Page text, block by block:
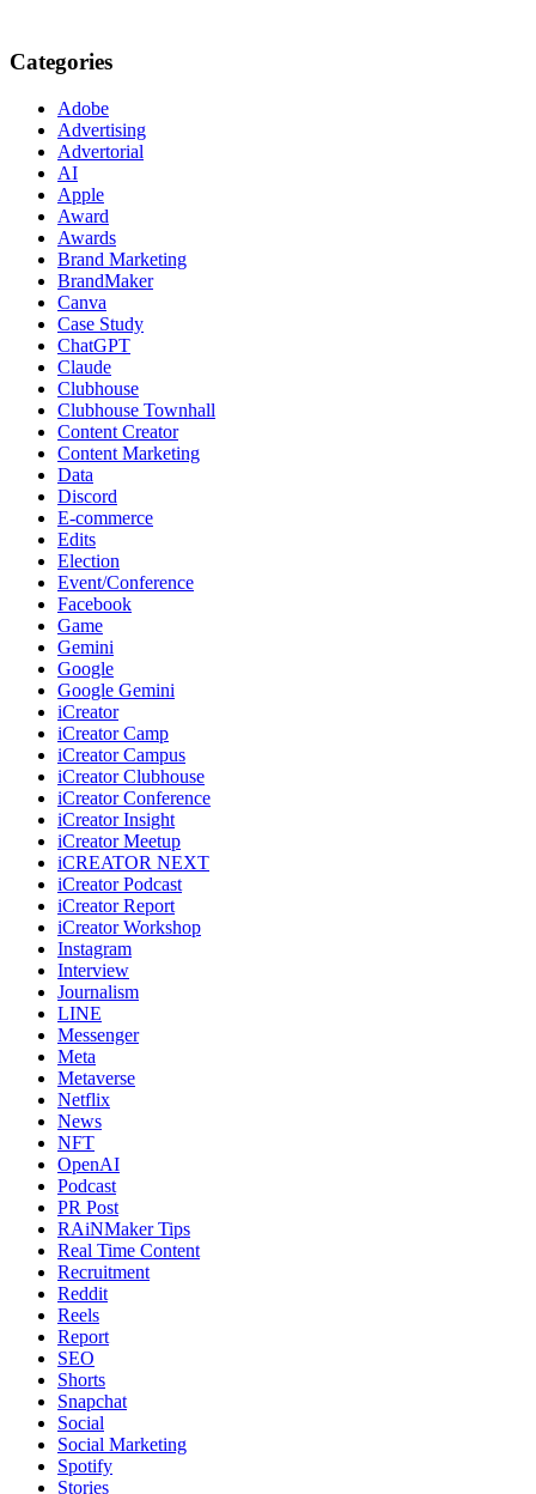
Categories
Adobe
Advertising
Advertorial
AI
Apple
Award
Awards
Brand Marketing
BrandMaker
Canva
Case Study
ChatGPT
Claude
Clubhouse
Clubhouse Townhall
Content Creator
Content Marketing
Data
Discord
E-commerce
Edits
Election
Event/Conference
Facebook
Game
Gemini
Google
Google Gemini
iCreator
iCreator Camp
iCreator Campus
iCreator Clubhouse
iCreator Conference
iCreator Insight
iCreator Meetup
iCREATOR NEXT
iCreator Podcast
iCreator Report
iCreator Workshop
Instagram
Interview
Journalism
LINE
Messenger
Meta
Metaverse
Netflix
News
NFT
OpenAI
Podcast
PR Post
RAiNMaker Tips
Real Time Content
Recruitment
Reddit
Reels
Report
SEO
Shorts
Snapchat
Social
Social Marketing
Spotify
Stories